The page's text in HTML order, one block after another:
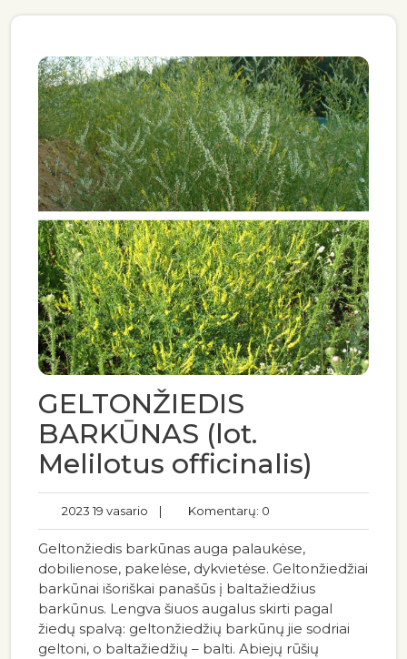
GELTONŽIEDIS
BARKŪNAS (lot.
Melilotus officinalis)
2023 19 vasario | Komentarų: 0
Geltonžiedis barkūnas auga palaukėse,
dobilienose, pakelėse, dykvietėse. Geltonžiedžiai
barkūnai išoriškai panašūs į baltažiedžius
barkūnus. Lengva šiuos augalus skirti pagal
žiedų spalvą: geltonžiedžių barkūnų jie sodriai
geltoni, o baltažiedžių – balti. Abiejų rūšių